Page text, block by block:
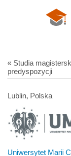
« Studia
predyspozycji
Lublin, Polska
Uniwersytet Marii